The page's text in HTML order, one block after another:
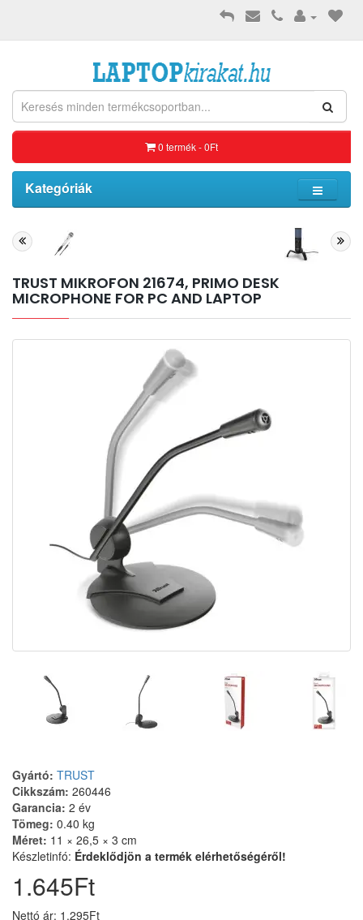
0 termék - 0Ft
Kategóriák
TRUST MIKROFON 21674, PRIMO DESK
MICROPHONE FOR PC AND LAPTOP
Gyártó: TRUST
Cikkszám: 260446
Garancia: 2 év
Tömeg: 0.40 kg
Méret: 11 × 26,5 × 3 cm
Készletinfó: Érdeklődjön a termék elérhetőségéről!
1.645Ft
Nettó ár: 1.295Ft